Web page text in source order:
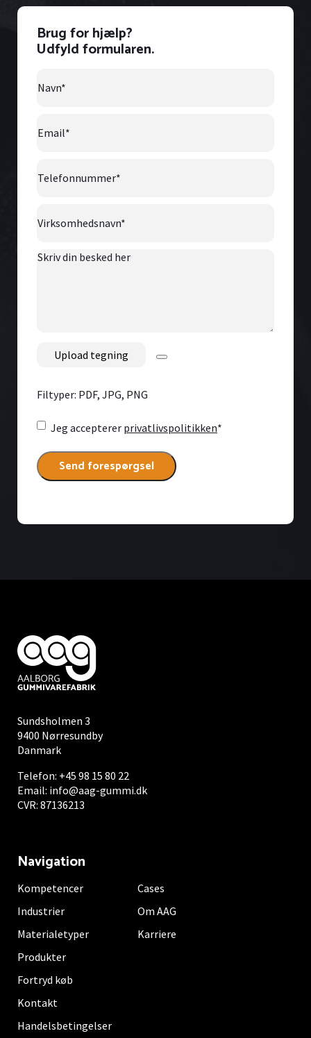
Brug for hjælp?
Udfyld formularen.
Skriv
Filtyper: PDF, JPG, PNG
Consent*
Jeg accepterer privatlivspolitikken*
Sundsholmen 3
9400 Nørresundby
Danmark
Telefon: +45 98 15 80 22
Email: info@aag-gummi.dk
CVR: 87136213
Navigation
Kompetencer
Industrier
Materialetyper
Produkter
Fortryd køb
Cases
Om AAG
Karriere
Kontakt
Handelsbetingelser